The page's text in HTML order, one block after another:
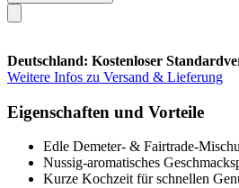
Deutschland: Kostenloser
Weitere Infos zu Versand & Lieferung
Eigenschaften und Vorteile
Edle Demeter- & Fairtrade-
Nussig-aromatisches
Kurze Kochzeit für schnellen